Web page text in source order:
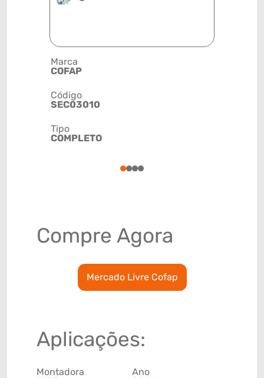
Marca
COFAP
Código
SEC03010
Tipo
COMPLETO
1234
Compre Agora
Mercado Livre Cofap
Aplicações:
Montadora
Ano